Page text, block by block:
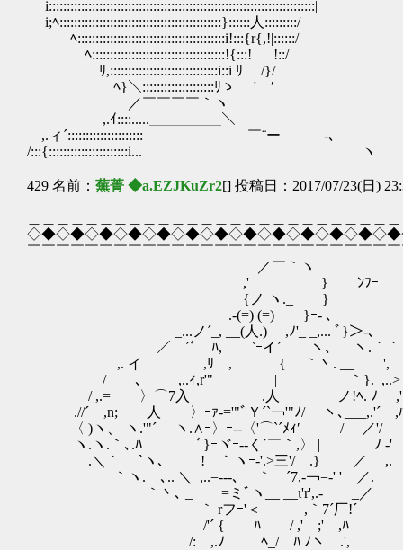
i;ﾍ:::::::::::::::::::::::::::::::::::::::::::::}::::::人:::::::::/
ﾍ:::::::::::::::::::::::::::::::::::::::::i!:::{r{,!|::::::/
ﾍ:::::::::::::::::::::::::::::::::::::!{:::! !::/
ﾘ,::::::::::::::::::::::::::::::i::i ﾘ /}/
ﾍ}＼::::::::::::::::::::ﾘゝ ' ′
／￣￣￣￣｀ヽ
,.ｲ::::.....＿＿＿＿＿＼
,.ィ´::::::::::::::::::::: ￣¨ー -､
/:::{::::::::::::::::::::::i... ヽ
429 名前： 蕪菁 ◆a.EZJKuZr2[] 投稿日：2017/07/23(日)
￣￣￣￣￣￣￣￣￣￣￣￣￣￣￣￣￣￣￣￣￣￣￣￣￣
／￣｀ヽ
,' } ﾝﾌｰ
{ノ ヽ._ }
.-(=) (=) }ｰ- ､ ～ 『
_...ノ´_, __(人.) ,ﾉ'_ _,... ﾞ}＞-､
／ ´ﾞ ﾊ, `ｰイ´ ヽ、 ヽ.｀｀ヽ 魔力
,. イ ,ﾘ , { ｀丶. __ ', ）ヽ、
/ ､ _,..ｨ,r'" | ｀}._,..>ァ' ﾊ. 魔力は
/ ,.= 〉⌒7入 .人 ノ!ﾍ. ﾉ ,'´ヽﾑ. 未だ
.//´ ,n; 人 〉ｰｧ‐='"ﾞＹ´`￢'"ﾉ/ ヽ､___,.'´ ,
〈 )ヽ、 ヽ.'"´ ヽ.∧ｰ〉ｰ‐‐〈'⌒`´ﾒｨ′ / ／'/ し
ヽ.ヽ.｀､.ﾊ ﾞ}ｰヾｰ‐-く´￣｀,〉 | ﾉ -' '/ 経
.＼｀ `ヽ､ ! ｀ヽｰ-'.>三'/ .} ／ ,. '′. また
｀ヽ. ､.. ＼_,..=‐--､ ｀ ´7,-￢=-' '
｀丶､ _ =ミﾞヽ__ __ι'r',.- _／
｀ rフｰ'＜ ,｀7´厂!´ ちなみに、
/'´ { ﾊ / ,' ;' ,ﾊ 筋肉量
/: ,.ﾉ ﾍ_/ ﾊ ﾉヽ .',